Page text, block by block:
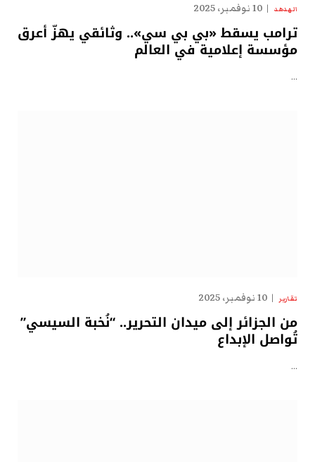
الهدهد 10 نوفمبر، 2025
ترامب يسقط «بي بي سي».. وثائقي يهزّ أعرق
مؤسسة إعلامية في العالم
…
تقارير 10 نوفمبر، 2025
من الجزائر إلى ميدان التحرير.. “نُخبة السيسي”
تُواصل الإبداع
…